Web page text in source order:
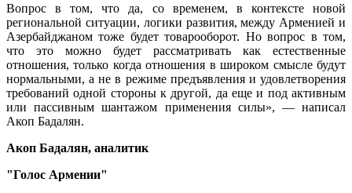
Вопрос в том, что да, со временем, в контексте новой
региональной ситуации, логики развития, между Арменией и
Азербайджаном тоже будет товарооборот. Но вопрос в том,
что это можно будет рассматривать как естественные
отношения, только когда отношения в широком смысле будут
нормальными, а не в режиме предъявления и удовлетворения
требований одной стороны к другой, да еще и под активным
или пассивным шантажом применения силы», — написал
Акоп Бадалян.
Акоп Бадалян, аналитик
"Голос Армении"